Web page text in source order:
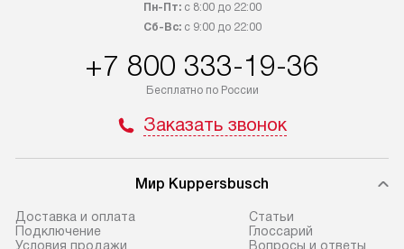
приобретения с менеджером сайта.
доставляются бесплатно
по Москве в пределах МКАД,
не предусмотрена.
доставки доставит упакованный
Если необходимо переместить
материалы.
Готовые
Пн-Пт:с 8:00 до 22:00
Сб-Вс:с 9:00 до 22:00
+7 800 333-19-36
Бесплатно по России
Заказать звонок
Мир Kuppersbusch
Доставка и оплата
Подключение
Условия продажи
Cтатьи
Глоссарий
Вопросы и ответы